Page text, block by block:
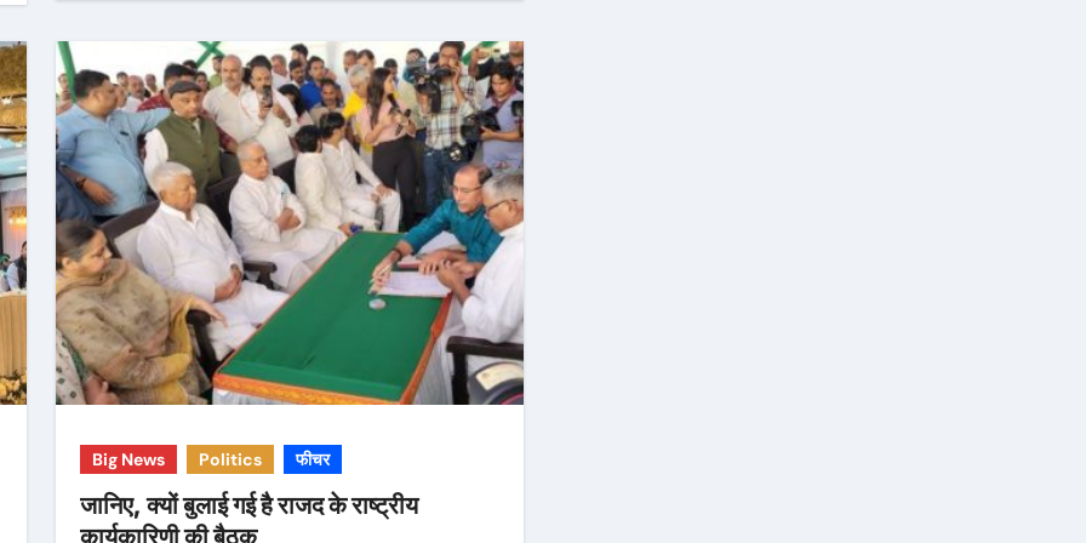
Big News Politics फीचर
जानिए, क्यों बुलाई गई है राजद के राष्ट्रीय
कार्यकारिणी की बैठक